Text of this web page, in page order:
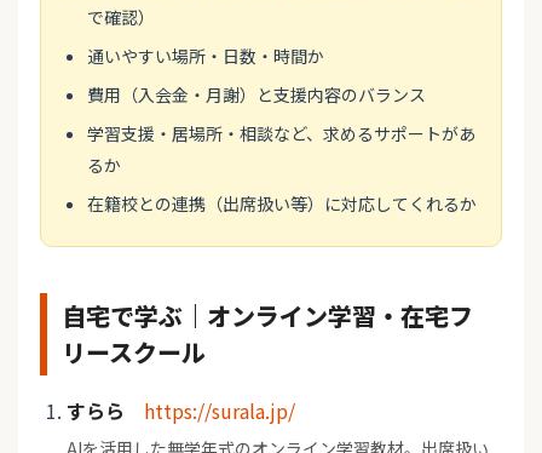
で確認）
通いやすい場所・日数・時間か
費用（入会金・月謝）と支援内容のバランス
学習支援・居場所・相談など、求めるサポートがあ
るか
在籍校との連携（出席扱い等）に対応してくれるか
自宅で学ぶ｜オンライン学習・在宅フ
リースクール
すらら https://surala.jp/